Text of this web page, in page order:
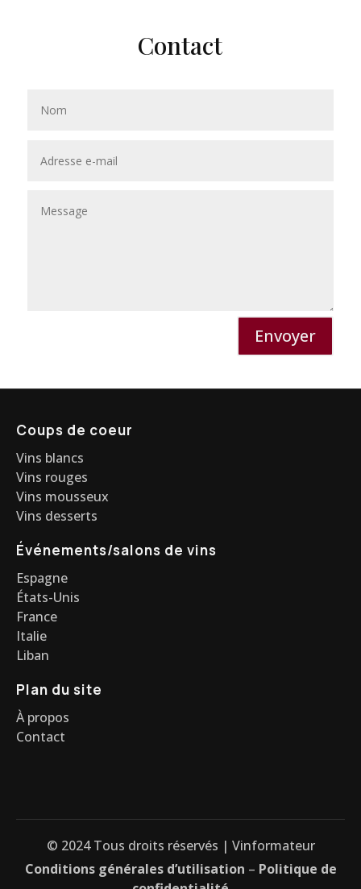
Contact
Envoyer
Coups de coeur
Vins blancs
Vins rouges
Vins mousseux
Vins desserts
Événements/salons de vins
Espagne
États-Unis
France
Italie
Liban
Plan du site
À propos
Contact
© 2024 Tous droits réservés | Vinformateur
Conditions générales d’utilisation – Politique de